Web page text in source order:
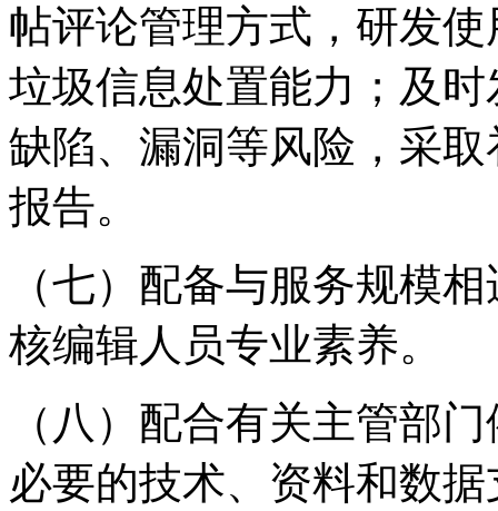
帖评论管理方式，研发
垃圾信息处置能力；及
缺陷、漏洞等风险，采
报告。
（七）配备与服务规模
核编辑人员专业素养。
（八）配合有关主管部
必要的技术、资料和数